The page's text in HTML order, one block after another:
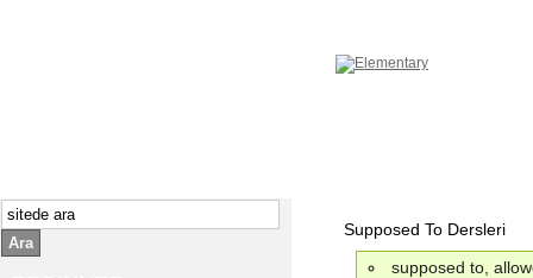
Ara
Supposed To Dersleri
supposed to,